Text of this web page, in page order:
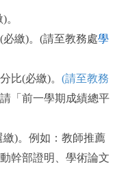
。
必繳)。(請至教務處學
比(必繳)。 (請至教務
「前一學期成績總平
繳)。例如：教師推薦
幹部證明、學術論文